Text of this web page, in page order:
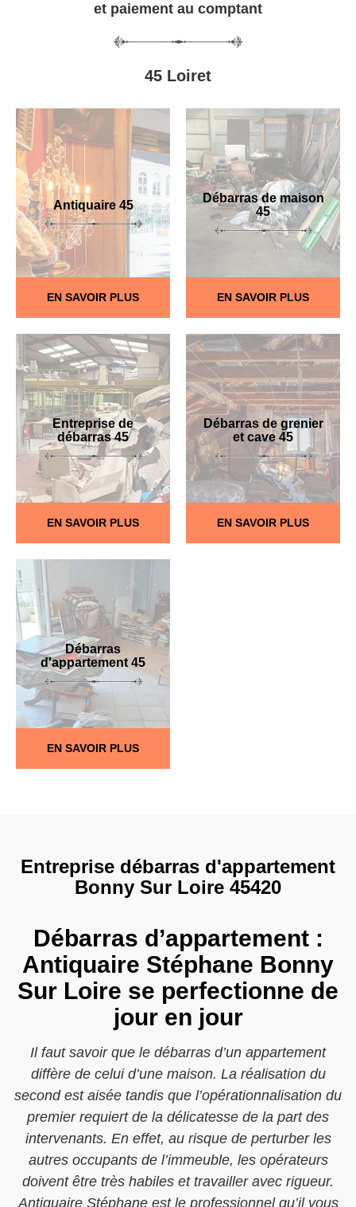
et paiement au comptant
45 Loiret
Antiquaire 45
EN SAVOIR PLUS
Débarras de maison
45
EN SAVOIR PLUS
Entreprise de
débarras 45
EN SAVOIR PLUS
Débarras de grenier
et cave 45
EN SAVOIR PLUS
Débarras
d'appartement 45
EN SAVOIR PLUS
Entreprise débarras d'appartement
Bonny Sur Loire 45420
Débarras d’appartement :
Antiquaire Stéphane Bonny
Sur Loire se perfectionne de
jour en jour
Il faut savoir que le débarras d’un appartement
diffère de celui d’une maison. La réalisation du
second est aisée tandis que l’opérationnalisation du
premier requiert de la délicatesse de la part des
intervenants. En effet, au risque de perturber les
autres occupants de l’immeuble, les opérateurs
doivent être très habiles et travailler avec rigueur.
Antiquaire Stéphane est le professionnel qu’il vous